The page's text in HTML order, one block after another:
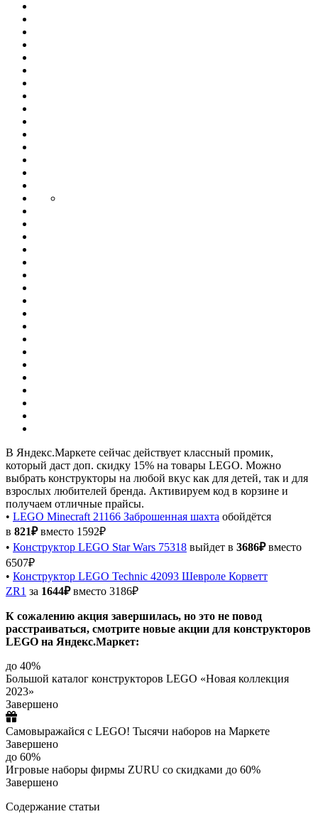
В Яндекс.Маркете сейчас действует классный промик,
который даст доп. скидку 15% на товары LEGO. Можно
выбрать конструкторы на любой вкус как для детей, так и для
взрослых любителей бренда. Активируем код в корзине и
получаем отличные прайсы.
• LEGO Minecraft 21166 Заброшенная шахта обойдётся
в 821₽вместо 1592₽
• Конструктор LEGO Star Wars 75318 выйдет в 3686₽вместо
6507₽
• Конструктор LEGO Technic 42093 Шевроле Корветт
ZR1 за 1644₽вместо 3186₽
К сожалению акция завершилась, но это не повод
расстраиваться, смотрите новые акции для конструкторов
LEGO на Яндекс.Маркет:
до 40%
Большой каталог конструкторов LEGO «Новая коллекция
2023»
Завершено
Самовыражайся с LEGO! Тысячи наборов на Маркете
Завершено
до 60%
Игровые наборы фирмы ZURU со скидками до 60%
Завершено
Содержание статьи